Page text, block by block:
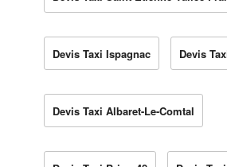
Devis Taxi Ispagnac Devis
Devis Taxi Albaret-Le-Comtal